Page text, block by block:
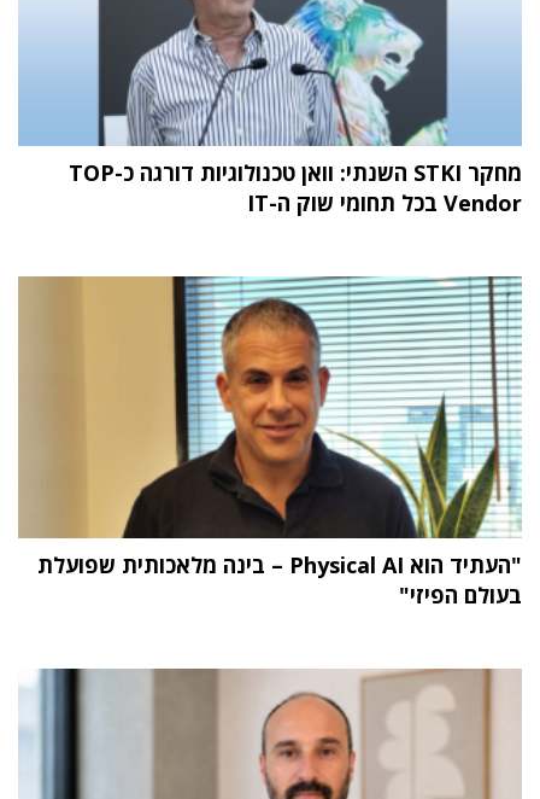
מחקר STKI השנתי: וואן טכנולוגיות דורגה כ-TOP
Vendor בכל תחומי שוק ה-IT
"העתיד הוא Physical AI – בינה מלאכותית שפועלת
בעולם הפיזי"